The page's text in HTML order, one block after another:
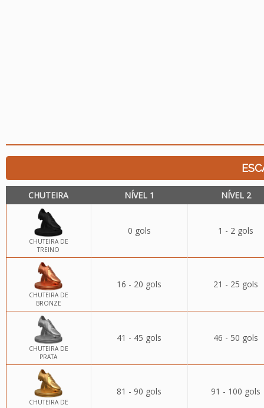
CHUTEIRA NÍVEL 1 NÍVEL 2
CHUTEIRA DE
TREINO
0 gols 1 - 2 gols
CHUTEIRA DE
BRONZE
16 - 20 gols 21 - 25 gols
CHUTEIRA DE
PRATA
41 - 45 gols 46 - 50 gols
CHUTEIRA DE
81 - 90 gols 91 - 100 gols